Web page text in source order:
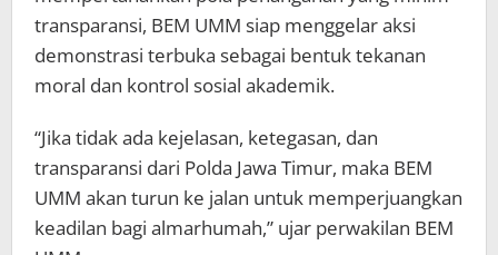
transparansi, BEM UMM siap menggelar aksi
demonstrasi terbuka sebagai bentuk tekanan
moral dan kontrol sosial akademik.
“Jika tidak ada kejelasan, ketegasan, dan
transparansi dari Polda Jawa Timur, maka BEM
UMM akan turun ke jalan untuk memperjuangkan
keadilan bagi almarhumah,” ujar perwakilan BEM